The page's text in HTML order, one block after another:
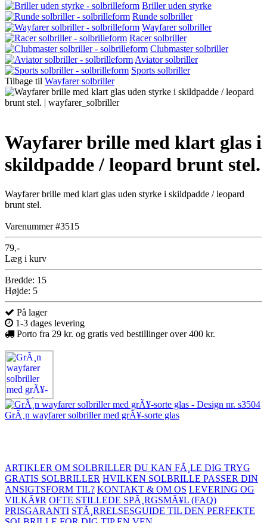
Briller uden styrke
Runde solbriller
Wayfarer solbriller
Racer solbriller
Clubmaster solbriller
Aviator solbriller
Sports solbriller
Tilbage til Wayfarer solbriller
Wayfarer brille med klart glas i
skildpadde / leopard brunt stel.
Wayfarer brille med klart glas uden styrke i skildpadde / leopard
brunt stel.
Varenummer #3515
79,-
Læg i kurv
Bredde: 15
Højde: 5
På lager
1-3 dages levering
Porto fra 29 kr. og gratis ved bestillinger over 400 kr.
GrÃ¸n wayfarer solbriller med grÃ¥-sorte glas
ARTIKLER OM SOLBRILLER DU KAN FÃ¸LE DIG TRYG
GRATIS SOLBRILLER HVILKEN SOLBRILLE PASSER DIN
ANSIGTSFORM TIL? KONTAKT & OM OS LEVERING OG
VILKÃ¥R OFTE STILLEDE SPÃ¸RGSMÃ¥L (FAQ)
PRISGARANTI STÃ¸RRELSESGUIDE TIL DEN PERFEKTE